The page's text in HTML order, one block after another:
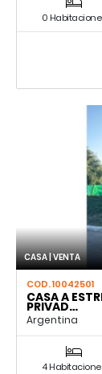
0
CASA | VENTA
COD. 10042501
CASA A
PRIVAD…
Argentina
4